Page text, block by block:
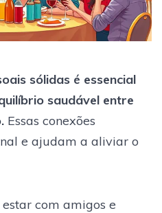
sólidas é essencial
saudável entre
Essas conexões
e ajudam a aliviar o
com amigos e